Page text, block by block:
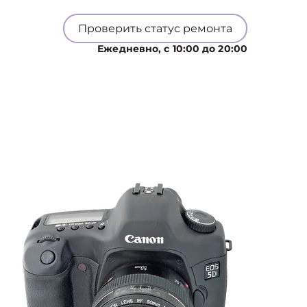
Проверить статус ремонта
Ежедневно, с 10:00 до 20:00